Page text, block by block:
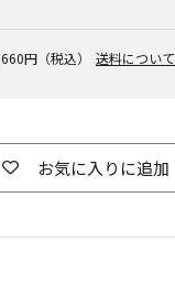
660円（税込） 送料について
お気に入りに追加